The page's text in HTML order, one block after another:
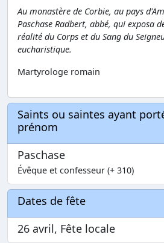
Au monastère de Corbie, au pays
Paschase Radbert, abbé, qui exposa
réalité du Corps et du Sang du
eucharistique.
Martyrologe romain
Saints ou saintes ayant
prénom
Paschase
Évêque et confesseur (+ 310)
Dates de fête
26 avril, Fête locale